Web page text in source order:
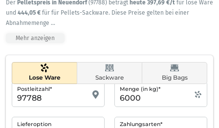
Der Pelletspreis in Neuendorf(97788) beträgt heute 397,69 €/t für lose Ware
und 444,05 € für für Pellets-Sackware. Diese Preise gelten bei einer
Abnahmemenge ...
Mehr anzeigen
Lose Ware Sackware Big Bags
Postleitzahl* Menge (in kg)*
Lieferoption Zahlungsarten*